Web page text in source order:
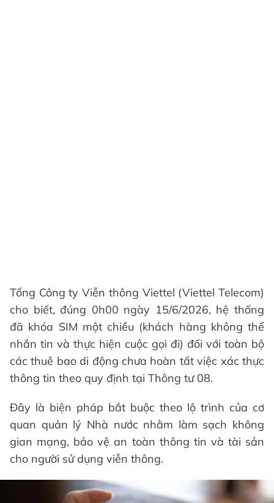
Tổng Công ty Viễn thông Viettel (Viettel Telecom)
cho biết, đúng 0h00 ngày 15/6/2026, hệ thống
đã khóa SIM một chiều (khách hàng không thể
nhắn tin và thực hiện cuộc gọi đi) đối với toàn bộ
các thuê bao di động chưa hoàn tất việc xác thực
thông tin theo quy định tại Thông tư 08.
Đây là biện pháp bắt buộc theo lộ trình của cơ
quan quản lý Nhà nước nhằm làm sạch không
gian mạng, bảo vệ an toàn thông tin và tài sản
cho người sử dụng viễn thông.